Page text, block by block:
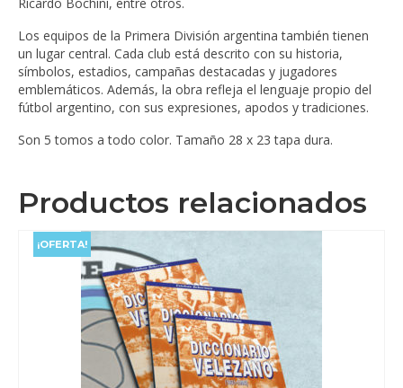
Los equipos de la Primera División argentina también tienen
un lugar central. Cada club está descrito con su historia,
símbolos, estadios, campañas destacadas y jugadores
emblemáticos. Además, la obra refleja el lenguaje propio del
fútbol argentino, con sus expresiones, apodos y tradiciones.
Son 5 tomos a todo color. Tamaño 28 x 23 tapa dura.
Productos relacionados
¡OFERTA!